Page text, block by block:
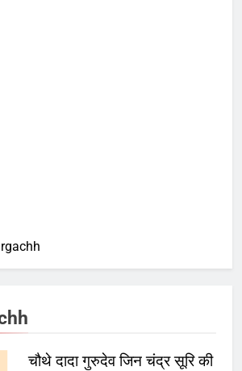
चौथे दादा गुरुदेव जिन चंद्र सूरि की